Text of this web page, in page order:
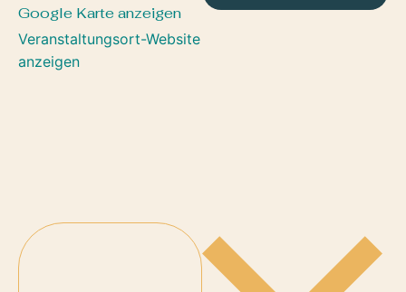
Google Karte anzeigen
Veranstaltungsort-Website
anzeigen